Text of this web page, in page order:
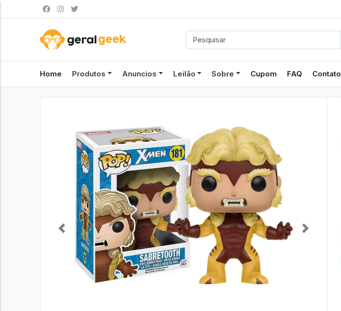
Home Produtos Anuncios Leilão Sobre Cupom FAQ Contato
Previous Next